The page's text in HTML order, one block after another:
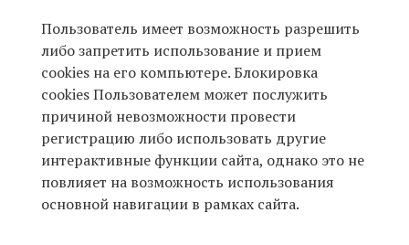
Пользователь имеет возможность разрешить
либо запретить использование и прием
cookies на его компьютере. Блокировка
cookies Пользователем может послужить
причиной невозможности провести
регистрацию либо использовать другие
интерактивные функции сайта, однако это не
повлияет на возможность использования
основной навигации в рамках сайта.